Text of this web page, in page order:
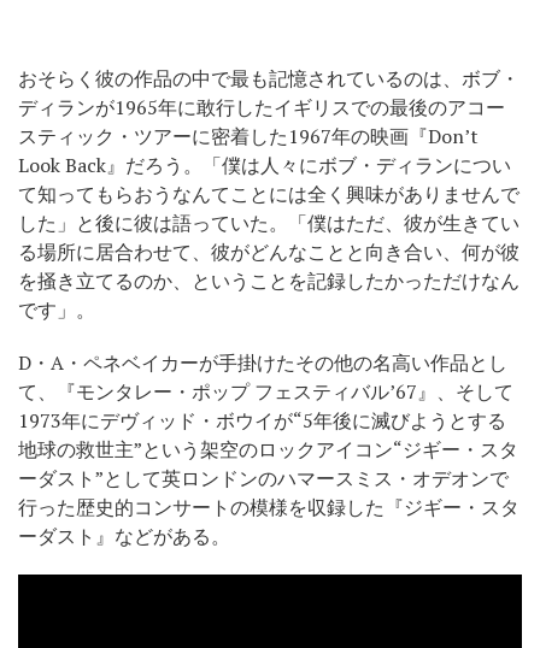
おそらく彼の作品の中で最も記憶されているのは、ボブ・
ディランが1965年に敢行したイギリスでの最後のアコー
スティック・ツアーに密着した1967年の映画『Don’t
Look Back』だろう。「僕は人々にボブ・ディランについ
て知ってもらおうなんてことには全く興味がありませんで
した」と後に彼は語っていた。「僕はただ、彼が生きてい
る場所に居合わせて、彼がどんなことと向き合い、何が彼
を掻き立てるのか、ということを記録したかっただけなん
です」。
D・A・ペネベイカーが手掛けたその他の名高い作品とし
て、『モンタレー・ポップ フェスティバル’67』、そして
1973年にデヴィッド・ボウイが“5年後に滅びようとする
地球の救世主”という架空のロックアイコン“ジギー・スタ
ーダスト”として英ロンドンのハマースミス・オデオンで
行った歴史的コンサートの模様を収録した『ジギー・スタ
ーダスト』などがある。